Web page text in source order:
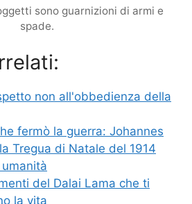
sono guarnizioni di armi e
spade.
non all'obbedienza della
fermò la guerra: Johannes
Tregua di Natale del 1914
del Dalai Lama che ti
la vita